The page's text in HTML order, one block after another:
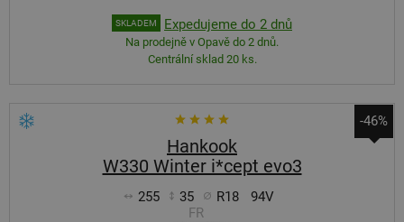
SKLADEM Expedujeme do 2 dnů
Na prodejně v Opavě do 2 dnů.
Centrální sklad 20 ks.
-46%
Hankook
W330 Winter i*cept evo3
255 35 R18
94V
FR